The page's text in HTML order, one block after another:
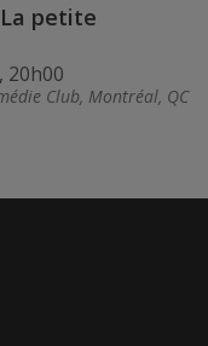
petite
20h00
Club, Montréal, QC